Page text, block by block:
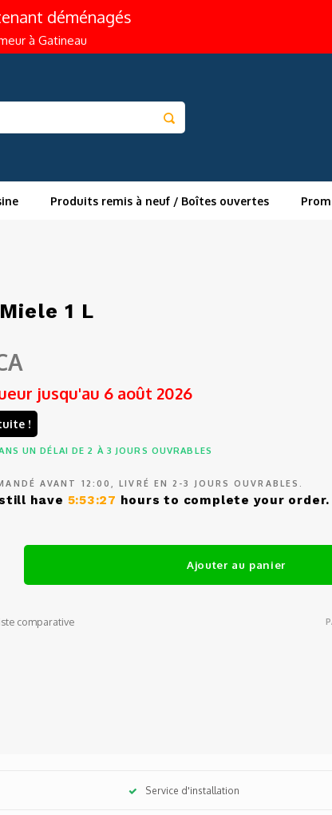
déménagés
à Gatineau
Produits remis à neuf / Boîtes ouvertes
1 L
jusqu'au 6 août 2026
!
UN DÉLAI DE 2 À 3 JOURS OUVRABLES
AVANT 12:00, LIVRÉ EN 2-3 JOURS OUVRABLES.
have 5:53:27 hours to complete your order.
Ajouter au panier
comparative
Service d'installation